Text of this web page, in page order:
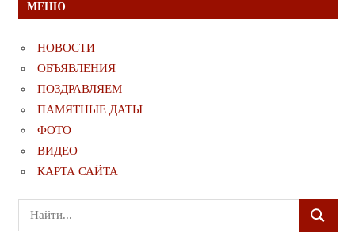
МЕНЮ
НОВОСТИ
ОБЪЯВЛЕНИЯ
ПОЗДРАВЛЯЕМ
ПАМЯТНЫЕ ДАТЫ
ФОТО
ВИДЕО
КАРТА САЙТА
Поиск
для:
ПОИСК